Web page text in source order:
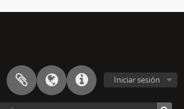
Iniciar sesión